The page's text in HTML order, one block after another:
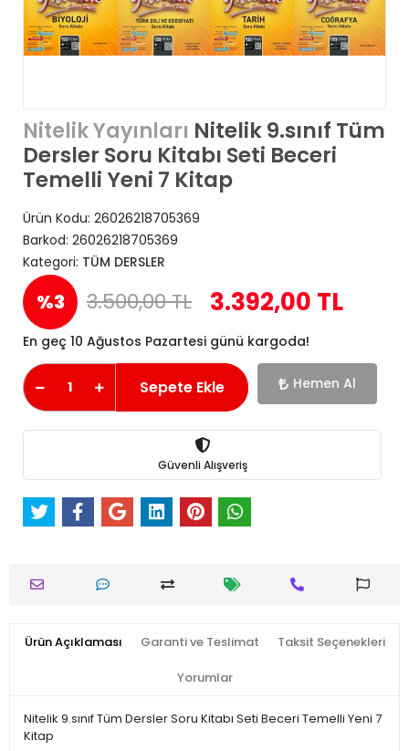
Nitelik Yayınları Nitelik 9.sınıf Tüm
Dersler Soru Kitabı Seti Beceri
Temelli Yeni 7 Kitap
Ürün Kodu: 26026218705369
Barkod: 26026218705369
Kategori: TÜM DERSLER
%3 3.500,00 TL 3.392,00 TL
En geç 10 Ağustos Pazartesi günü kargoda!
Sepete Ekle Hemen Al
Güvenli Alışveriş
Ürün Açıklaması Garanti ve Teslimat Taksit Seçenekleri
Yorumlar
Nitelik 9.sınıf Tüm Dersler Soru Kitabı Seti Beceri Temelli Yeni 7
Kitap